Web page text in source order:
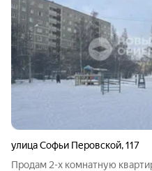
улица Софьи Перовской,117
Продам 2-х комнатную